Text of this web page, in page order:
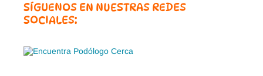
SÍGUENOS EN NUESTRAS REDES
SOCIALES: